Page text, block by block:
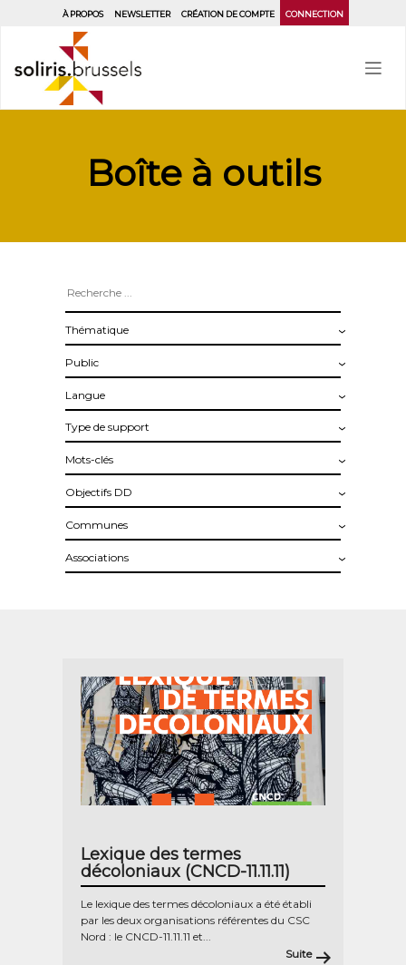
À PROPOS NEWSLETTER CRÉATION DE COMPTE CONNECTION
Boîte à outils
Type
de
support
Mots-
Objectifs
DD
Associations
Lexique des termes
décoloniaux (CNCD-11.11.11)
Le lexique des termes décoloniaux a été établi
par les deux organisations référentes du CSC
Nord : le CNCD-11.11.11 et...
Suite